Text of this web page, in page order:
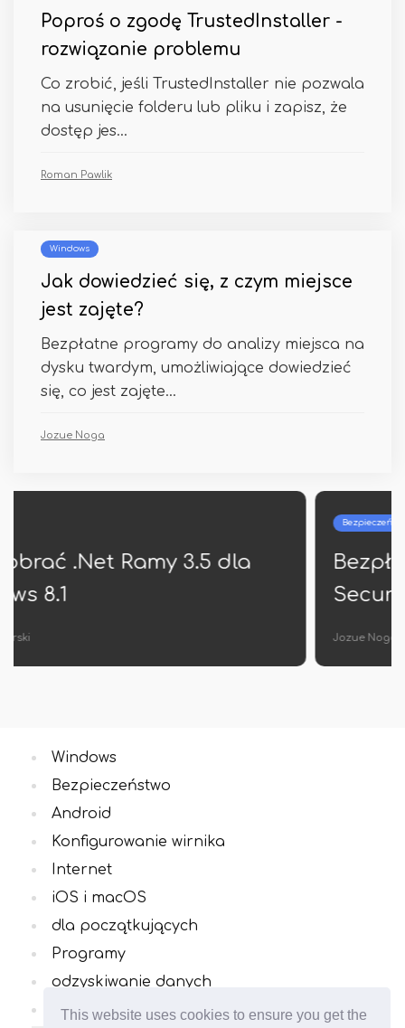
This website uses cookies to ensure you get the
Poproś o zgodę TrustedInstaller -
rozwiązanie problemu
Co zrobić, jeśli TrustedInstaller nie pozwala
na usunięcie folderu lub pliku i zapisz, że
dostęp jes...
Roman Pawlik
Windows
Jak dowiedzieć się, z czym miejsce
jest zajęte?
Bezpłatne programy do analizy miejsca na
dysku twardym, umożliwiające dowiedzieć
się, co jest zajęte...
Jozue Noga
Bezpłatny antywirus 360 Total
Security
Windows
Bezpieczeństwo
Android
Konfigurowanie wirnika
Internet
iOS i macOS
dla początkujących
Programy
odzyskiwanie danych
Wszystkie kategorie